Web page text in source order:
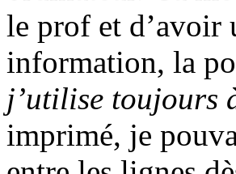
le prof et
information, la
j’utilise toujours
imprimé, je